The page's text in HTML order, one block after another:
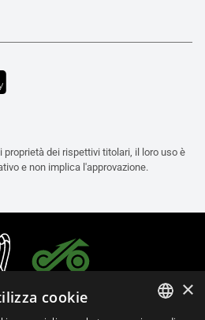
dei rispettivi titolari, il loro uso è
e non implica l'approvazione.
×
cookie